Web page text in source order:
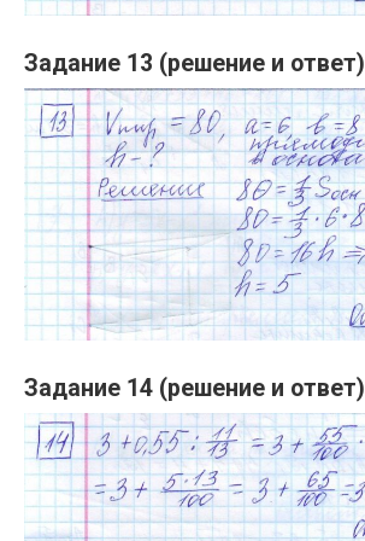
Задание 13 (решение и ответ)
Задание 14 (решение и ответ)